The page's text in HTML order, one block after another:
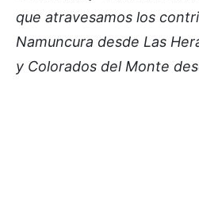
que atravesamos los
Namuncura desde Las
y Colorados del Monte